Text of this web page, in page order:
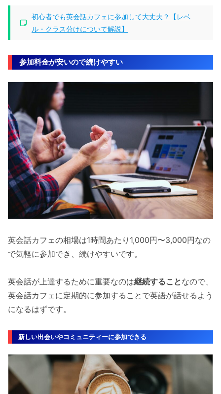
初心者でも英会話カフェに参加して大丈夫？【レベ
ル・クラス分けについて解説】
参加料金が安いので続けやすい
英会話カフェの相場は1時間あたり1,000円〜3,000円なの
で気軽に参加でき、続けやすいです。
英会話が上達するために重要なのは継続することなので、
英会話カフェに定期的に参加することで英語が話せるよう
になるはずです。
新しい出会いやコミュニティーに参加できる